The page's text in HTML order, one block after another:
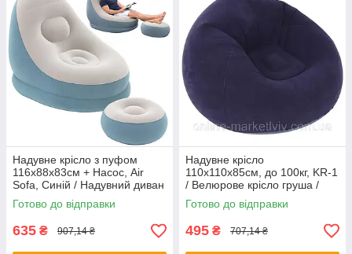
Надувне крісло з пуфом
116х88х83см + Насос, Air
Sofa, Синій / Надувний диван
/ Садове крісло з пуфом
Готово до відправки
635 ₴ 907,14 ₴
Надувне крісло
110х110х85см, до 100кг, KR-1
/ Велюрове крісло груша /
Водонепроникне крісло для
дому
Готово до відправки
495 ₴ 707,14 ₴